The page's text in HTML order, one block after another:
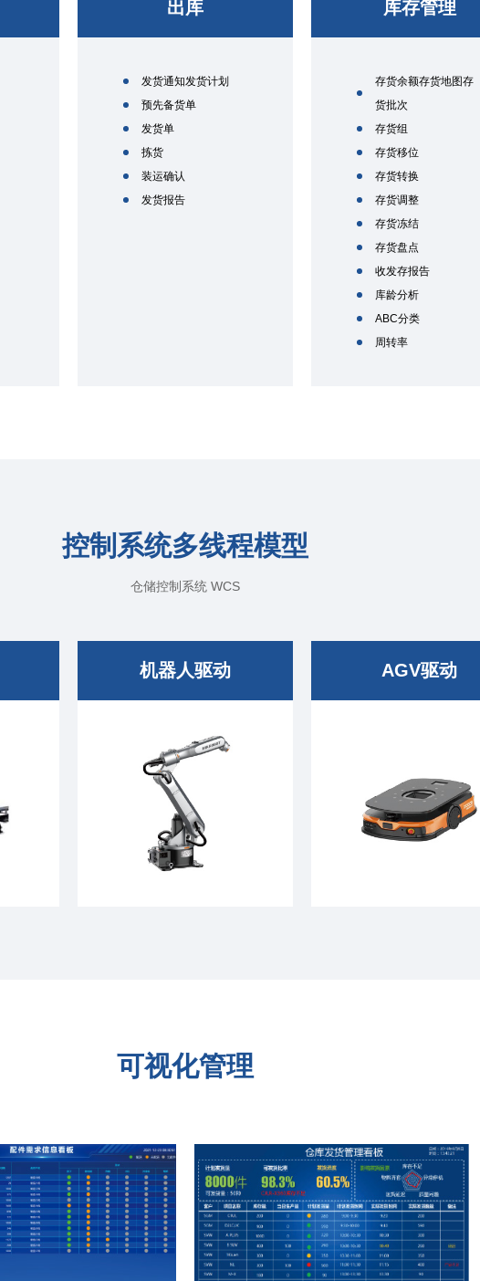
出库
发货通知发货计划
预先备货单
发货单
拣货
装运确认
发货报告
库存管理
存货余额存货地图存
货批次
存货组
存货移位
存货转换
存货调整
存货冻结
存货盘点
收发存报告
库龄分析
ABC分类
周转率
控制系统多线程模型
仓储控制系统 WCS
机器人驱动 AGV驱动
可视化管理